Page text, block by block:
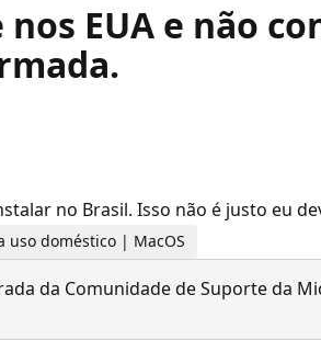
EUA e não
no Brasil. Isso não é justo eu
uso doméstico | MacOS
da Comunidade de Suporte da